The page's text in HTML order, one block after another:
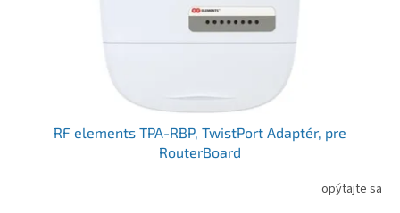
RF elements TPA-RBP, TwistPort Adaptér, pre
RouterBoard
opýtajte sa